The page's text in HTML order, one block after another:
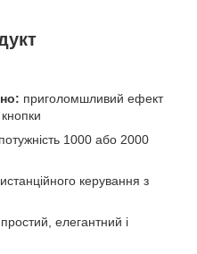
приголомшливий ефект
1000 або 2000
керування з
простий, елегантний і